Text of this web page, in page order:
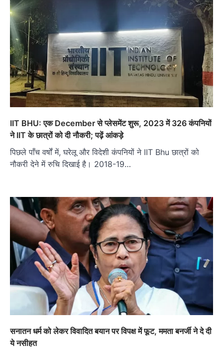
IIT BHU: एक December से प्लेसमेंट शुरू, 2023 में 326 कंपनियों
ने IIT के छात्रों को दी नौकरी; पढ़ें आंकड़े
पिछले पाँच वर्षों में, घरेलू और विदेशी कंपनियों ने IIT Bhu छात्रों को
नौकरी देने में रुचि दिखाई है। 2018-19…
सनातन धर्म को लेकर विवादित बयान पर विपक्ष में फूट, ममता बनर्जी ने दे दी
ये नसीहत